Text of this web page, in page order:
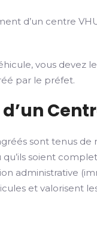
d’un centre
vous devez
par le préfet.
sont tenus de
soient
administrative
et valorisent